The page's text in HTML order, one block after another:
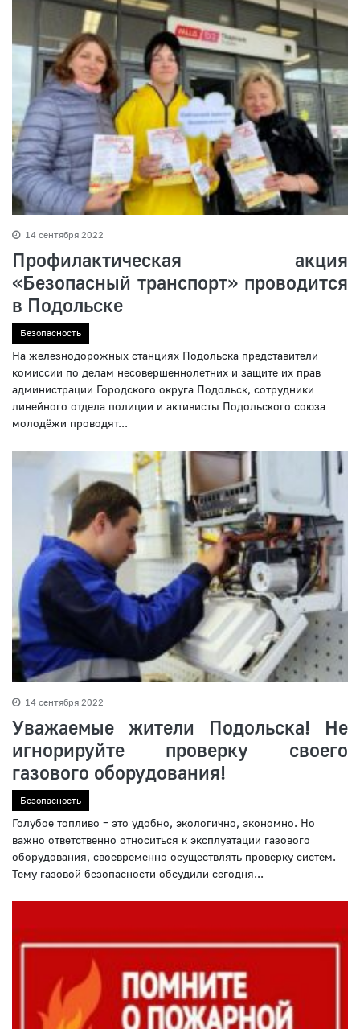
14 сентября 2022
Профилактическая акция
«Безопасный транспорт» проводится
в Подольске
Безопасность
На железнодорожных станциях Подольска представители
комиссии по делам несовершеннолетних и защите их прав
администрации Городского округа Подольск, сотрудники
линейного отдела полиции и активисты Подольского союза
молодёжи проводят...
14 сентября 2022
Уважаемые жители Подольска! Не
игнорируйте проверку своего
газового оборудования!
Безопасность
Голубое топливо – это удобно, экологично, экономно. Но
важно ответственно относиться к эксплуатации газового
оборудования, своевременно осуществлять проверку систем.
Тему газовой безопасности обсудили сегодня...